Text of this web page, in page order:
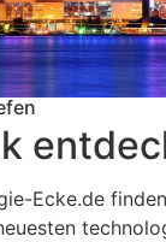
Ecke.de